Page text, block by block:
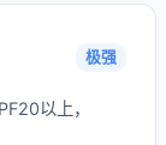
极强
以上，